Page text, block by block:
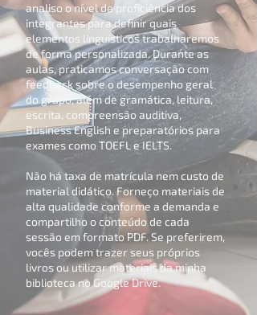
analiso o nível de proficiência dos
integrantes para definir quais
elementos linguísticos trabalharemos
de forma personalizada. Durante as
aulas, praticamos conversação com
feedback sobre o desempenho geral
do grupo, além de gramática, leitura,
escrita, compreensão auditiva,
Business English e preparatórios para
exames como TOEFL e IELTS.
Não há taxa de matrícula nem custo de
material didático. Forneço materiais de
alta qualidade conforme a demanda e
compartilho o conteúdo de cada
sessão em formato PDF. Se preferirem,
vocês podem trazer seus próprios
livros ou utilizar materiais da minha
biblioteca no Google Drive.